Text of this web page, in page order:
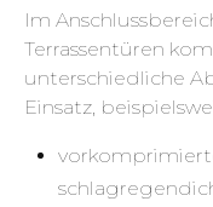
Im
Terrassentüren
unterschiedliche
Einsatz,